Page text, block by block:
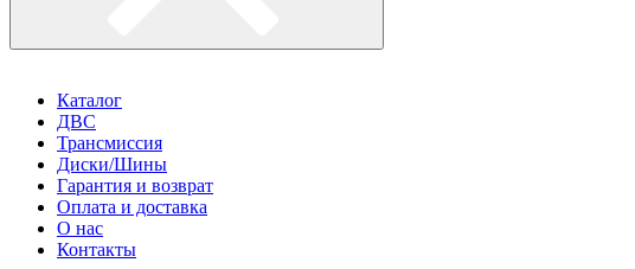
Каталог
ДВС
Трансмиссия
Диски/Шины
Гарантия и возврат
Оплата и доставка
О нас
Контакты